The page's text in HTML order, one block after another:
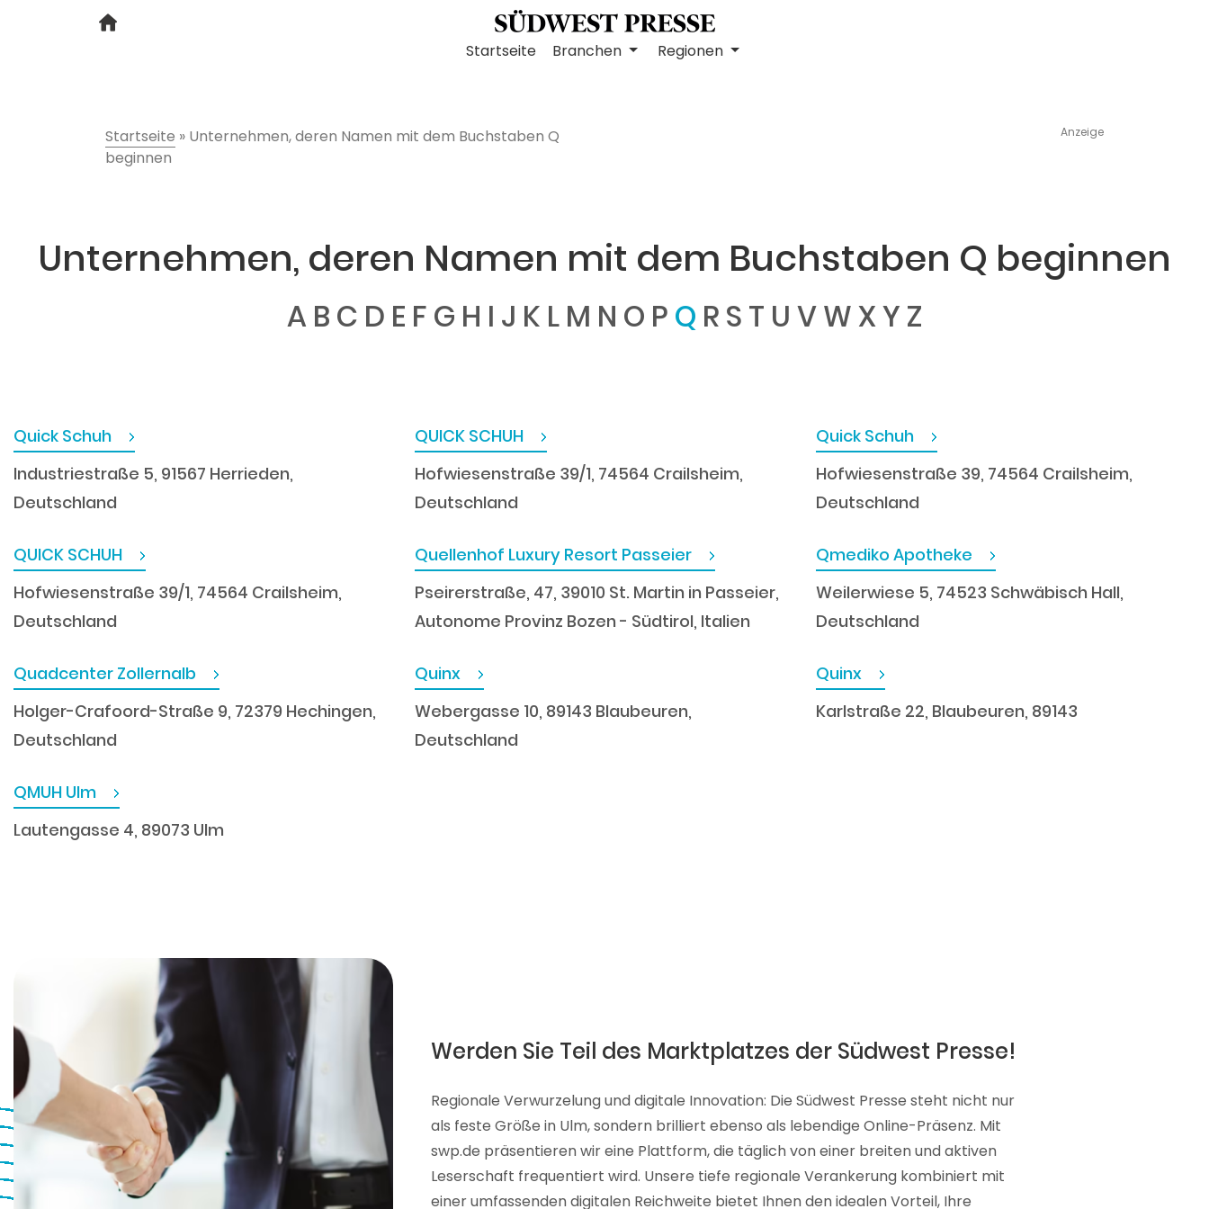
Startseite Branchen Regionen
Startseite » Unternehmen, deren Namen mit dem Buchstaben Q
beginnen
Anzeige
Unternehmen, deren Namen mit dem Buchstaben Q beginnen
A B C D E F G H I J K L M N O P Q R S T U VWXY Z
Quick Schuh
Industriestraße 5, 91567 Herrieden,
Deutschland
QUICK SCHUH
Hofwiesenstraße 39/1, 74564 Crailsheim,
Deutschland
Quick Schuh
Hofwiesenstraße 39, 74564 Crailsheim,
Deutschland
QUICK SCHUH
Hofwiesenstraße 39/1, 74564 Crailsheim,
Deutschland
Quellenhof Luxury Resort Passeier
Pseirerstraße, 47, 39010 St. Martin in Passeier,
Autonome Provinz Bozen - Südtirol, Italien
Qmediko Apotheke
Weilerwiese 5, 74523 Schwäbisch Hall,
Deutschland
Quadcenter Zollernalb
Holger-Crafoord-Straße 9, 72379 Hechingen,
Deutschland
Quinx
Webergasse 10, 89143 Blaubeuren,
Deutschland
Quinx
Karlstraße 22, Blaubeuren, 89143
QMUH Ulm
Lautengasse 4, 89073 Ulm
Werden Sie Teil des Marktplatzes der Südwest Presse!
Regionale Verwurzelung und digitale Innovation: Die Südwest Presse steht nicht nur
als feste Größe in Ulm, sondern brilliert ebenso als lebendige Online-Präsenz. Mit
swp.de präsentieren wir eine Plattform, die täglich von einer breiten und aktiven
Leserschaft frequentiert wird. Unsere tiefe regionale Verankerung kombiniert mit
einer umfassenden digitalen Reichweite bietet Ihnen den idealen Vorteil, Ihre